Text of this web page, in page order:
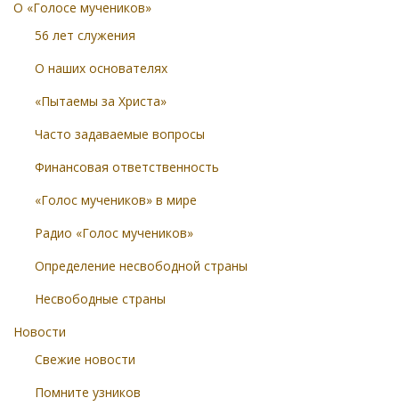
О «Голосе мучеников»
56 лет служения
О наших основателях
«Пытаемы за Христа»
Часто задаваемые вопросы
Финансовая ответственность
«Голос мучеников» в мире
Радио «Голос мучеников»
Определение несвободной страны
Несвободные страны
Новости
Свежие новости
Помните узников